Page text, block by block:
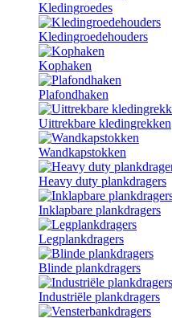
Kledingroedes
Kledingroedehouders
Kophaken
Plafondhaken
Uittrekbare kledingrekken
Wandkapstokken
Heavy duty plankdragers
Inklapbare plankdragers
Legplankdragers
Blinde plankdragers
Industriële plankdragers